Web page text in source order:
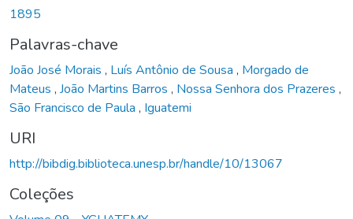
1895
Palavras-chave
João José Morais , Luís Antônio de Sousa , Morgado de
Mateus , João Martins Barros , Nossa Senhora dos Prazeres ,
São Francisco de Paula , Iguatemi
URI
http://bibdig.biblioteca.unesp.br/handle/10/13067
Coleções